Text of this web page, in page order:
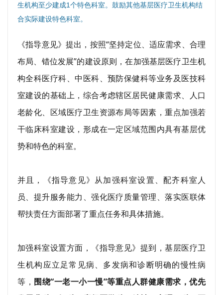
生机构至少建成1个特色科室。鼓励其他基层医疗卫生机构结
合实际建设特色科室。
《指导意见》提出，按照“坚持定位、适应需求、合理
布局、错位发展”的建设原则，在加强基层医疗卫生机
构全科医疗科、中医科、预防保健科等业务及医技科
室建设的基础上，综合考虑辖区居民健康需求、人口
老龄化、区域医疗卫生资源布局等因素，重点加强若
干临床科室建设，形成在一定区域范围内具有基层优
势和特色的科室。
并且，《指导意见》从加强科室设置、配齐科室人
员、提升服务能力、强化医疗质量管理、落实医联体
帮扶责任方面部署了重点任务和具体措施。
加强科室设置方面，《指导意见》提到，基层医疗卫
生机构应立足常见病、多发病和诊断明确的慢性病
等， 围绕“一老一小一慢”等重点人群健康需求，优先